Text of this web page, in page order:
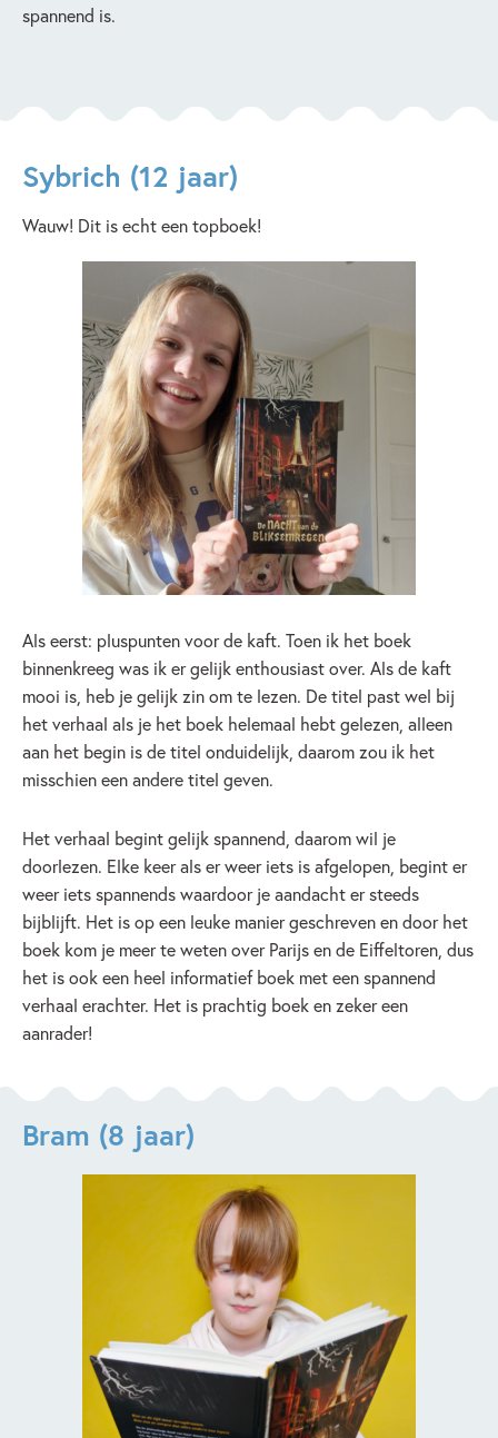
spannend is.
Sybrich (12 jaar)
Wauw! Dit is echt een topboek!
Als eerst: pluspunten voor de kaft. Toen ik het boek
binnenkreeg was ik er gelijk enthousiast over. Als de kaft
mooi is, heb je gelijk zin om te lezen. De titel past wel bij
het verhaal als je het boek helemaal hebt gelezen, alleen
aan het begin is de titel onduidelijk, daarom zou ik het
misschien een andere titel geven.
Het verhaal begint gelijk spannend, daarom wil je
doorlezen. Elke keer als er weer iets is afgelopen, begint er
weer iets spannends waardoor je aandacht er steeds
bijblijft. Het is op een leuke manier geschreven en door het
boek kom je meer te weten over Parijs en de Eiffeltoren, dus
het is ook een heel informatief boek met een spannend
verhaal erachter. Het is prachtig boek en zeker een
aanrader!
Bram (8 jaar)